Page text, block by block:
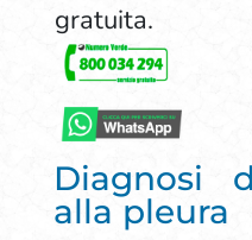
gratuita.
Diagnosi
alla pleura